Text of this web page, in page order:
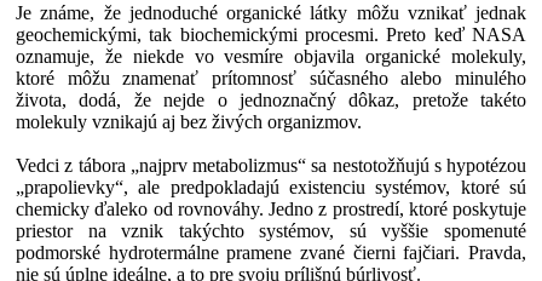
Je známe, že jednoduché organické látky môžu vznikať jednak
geochemickými, tak biochemickými procesmi. Preto keď NASA
oznamuje, že niekde vo vesmíre objavila organické molekuly,
ktoré môžu znamenať prítomnosť súčasného alebo minulého
života, dodá, že nejde o jednoznačný dôkaz, pretože takéto
molekuly vznikajú aj bez živých organizmov.
Vedci z tábora „najprv metabolizmus“ sa nestotožňujú s hypotézou
„prapolievky“, ale predpokladajú existenciu systémov, ktoré sú
chemicky ďaleko od rovnováhy. Jedno z prostredí, ktoré poskytuje
priestor na vznik takýchto systémov, sú vyššie spomenuté
podmorské hydrotermálne pramene zvané čierni fajčiari. Pravda,
nie sú úplne ideálne, a to pre svoju prílišnú búrlivosť.